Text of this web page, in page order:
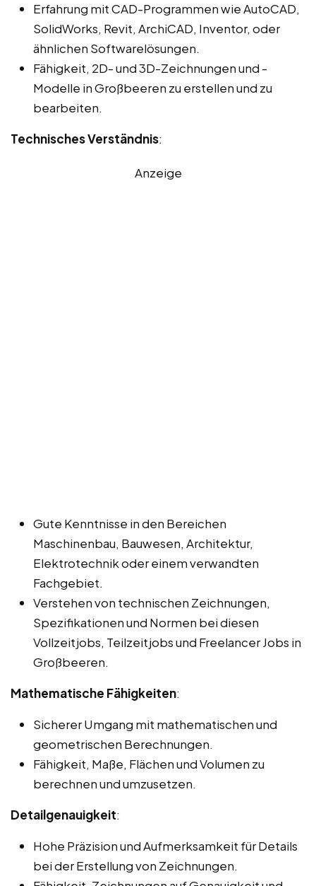
Erfahrung mit CAD-Programmen wie AutoCAD,
SolidWorks, Revit, ArchiCAD, Inventor, oder
ähnlichen Softwarelösungen.
Fähigkeit, 2D- und 3D-Zeichnungen und -
Modelle in Großbeeren zu erstellen und zu
bearbeiten.
Technisches Verständnis:
Anzeige
Gute Kenntnisse in den Bereichen
Maschinenbau, Bauwesen, Architektur,
Elektrotechnik oder einem verwandten
Fachgebiet.
Verstehen von technischen Zeichnungen,
Spezifikationen und Normen bei diesen
Vollzeitjobs, Teilzeitjobs und Freelancer Jobs in
Großbeeren.
Mathematische Fähigkeiten:
Sicherer Umgang mit mathematischen und
geometrischen Berechnungen.
Fähigkeit, Maße, Flächen und Volumen zu
berechnen und umzusetzen.
Detailgenauigkeit:
Hohe Präzision und Aufmerksamkeit für Details
bei der Erstellung von Zeichnungen.